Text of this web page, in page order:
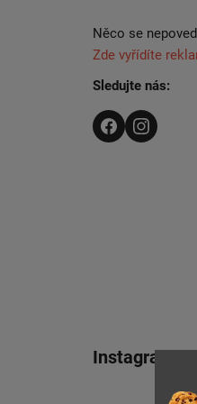
Něco se
Zde vyřídíte
Sledujte nás:
Instagram